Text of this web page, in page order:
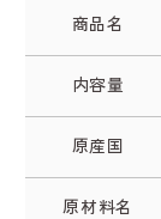
商品名
内容量
原産国
原材料名